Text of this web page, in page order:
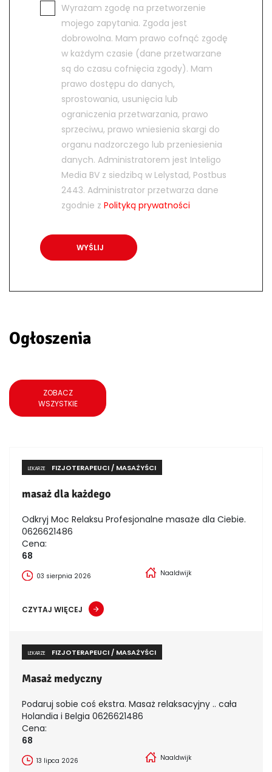
Wyrażam zgodę na przetworzenie
mojego zapytania. Zgoda jest
dobrowolna. Mam prawo cofnąć zgodę
w każdym czasie (dane przetwarzane
są do czasu cofnięcia zgody). Mam
prawo dostępu do danych,
sprostowania, usunięcia lub
ograniczenia przetwarzania, prawo
sprzeciwu, prawo wniesienia skargi do
organu nadzorczego lub przeniesienia
danych. Administratorem jest Inteligo
Media BV z siedzibą w Lelystad, Postbus
2443. Administrator przetwarza dane
zgodnie z Polityką prywatności
Ogłoszenia
ZOBACZ
WSZYSTKIE
LEKARZE FIZJOTERAPEUCI / MASAŻYŚCI
masaż dla każdego
Odkryj Moc Relaksu Profesjonalne masaże dla Ciebie.
0626621486
Cena:
68
03 sierpnia 2026 Naaldwijk
CZYTAJ WIĘCEJ
LEKARZE FIZJOTERAPEUCI / MASAŻYŚCI
Masaż medyczny
Podaruj sobie coś ekstra. Masaż relaksacyjny .. cała
Holandia i Belgia 0626621486
Cena:
68
13 lipca 2026 Naaldwijk